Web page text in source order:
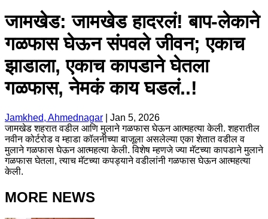
जामखेड: जामखेड हादरलं! बाप-लेकाने
गळफास घेऊन संपवले जीवन; एकाच
झाडाला, एकाच कापडाने घेतला
गळफास, नेमकं काय घडलं..!
Jamkhed, Ahmednagar
Jan 5, 2026
जामखेड शहरात वडील आणि मुलाने गळफास घेऊन आत्महत्या केली. शहरातील
नवीन कोर्टरोड व म्हाडा कॉलनीच्या बाजूला असलेल्या एका शेतात वडील व
मुलाने गळफास घेऊन आत्महत्या केली. विशेष म्हणजे ज्या मॅटच्या कापडाने मुलाने
गळफास घेतला, त्याच मॅटच्या कपड्याने वडीलांनी गळफास घेऊन आत्महत्या
केली.
MORE NEWS